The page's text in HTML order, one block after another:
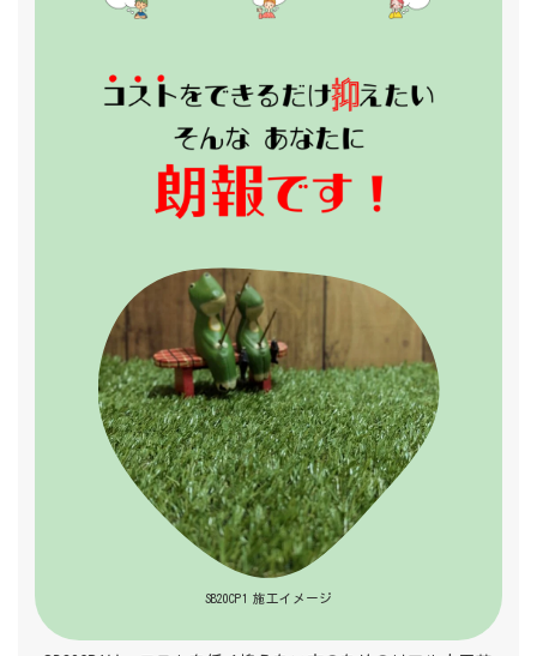
SB20CP1 施工イメージ